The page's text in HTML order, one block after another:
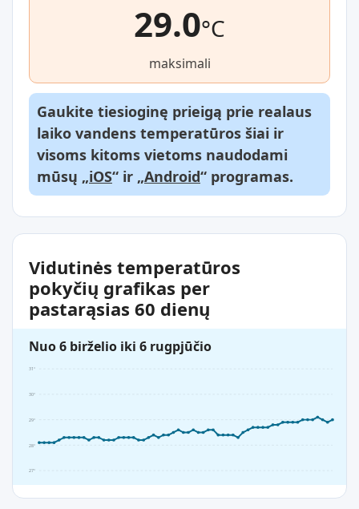
29.0°C
maksimali
Gaukite tiesioginę prieigą prie realaus
laiko vandens temperatūros šiai ir
visoms kitoms vietoms naudodami
mūsų „iOS“ ir „Android“ programas.
Vidutinės temperatūros
pokyčių grafikas per
pastarąsias 60 dienų
Nuo 6 birželio iki 6 rugpjūčio
27°
28°
29°
30°
31°